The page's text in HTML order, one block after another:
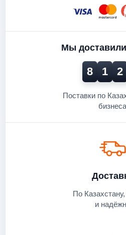
Мы доставили
8 1 2
Поставки по
бизнеса
По
и